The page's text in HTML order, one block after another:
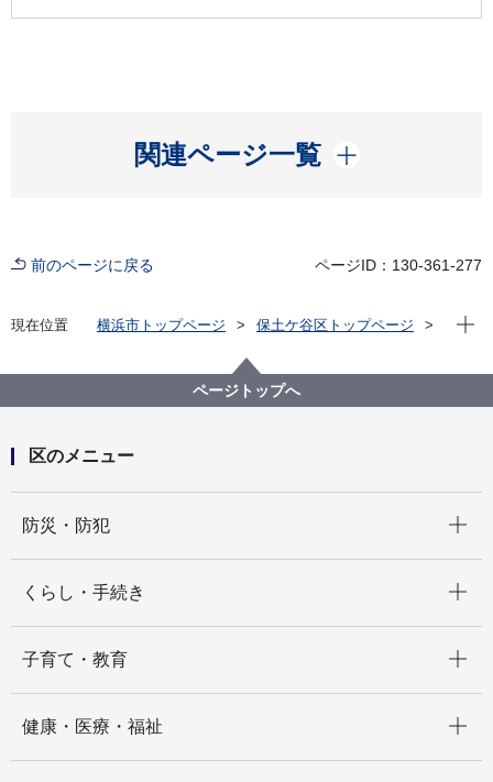
関連ページ一覧
開く
前のページに戻る ページID：130-361-277
現在位置 横浜市トップページ
保土ケ谷区トップページ
現在
ページトップへ
区のメニュー
防災・防犯
くらし・手続き
子育て・教育
健康・医療・福祉